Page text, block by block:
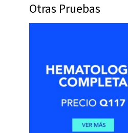
Otras Pruebas